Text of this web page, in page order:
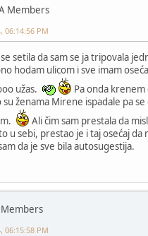
Members
06:14:56 PM
se setila da sam se ja tripovala
hodam ulicom i sve imam
užas.
Pa onda
su ženama Mirene ispadale pa se
Ali čim sam prestala da
u sebi, prestao je i taj osećaj da
da je sve bila autosugestija.
Members
06:15:58 PM